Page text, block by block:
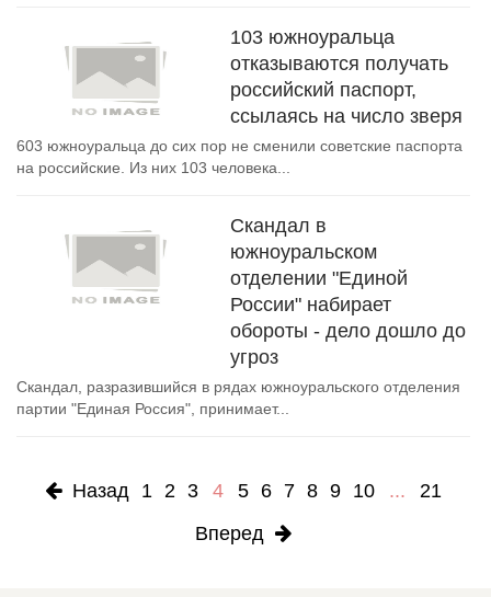
103 южноуральца
отказываются получать
российский паспорт,
ссылаясь на число зверя
603 южноуральца до сих пор не сменили советские паспорта
на российские. Из них 103 человека...
Скандал в
южноуральском
отделении "Единой
России" набирает
обороты - дело дошло до
угроз
Скандал, разразившийся в рядах южноуральского отделения
партии "Единая Россия", принимает...
Назад 1 2 3 4 5 6 7 8 9 10 ...
21
Вперед